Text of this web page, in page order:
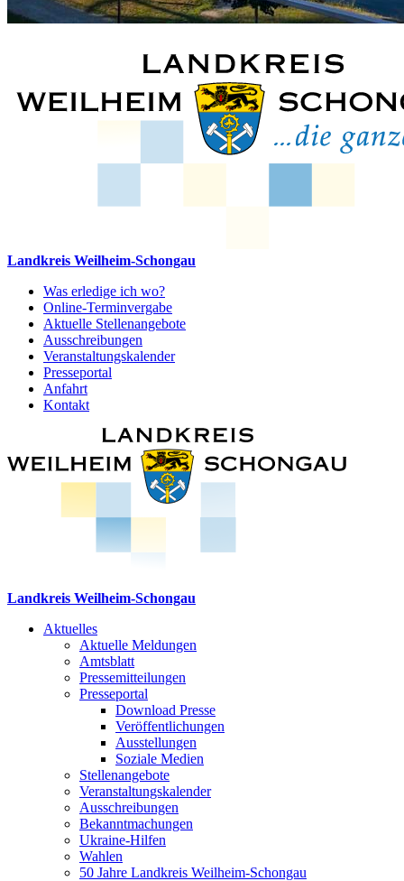
Landkreis Weilheim-Schongau
Was erledige ich wo?
Online-Terminvergabe
Aktuelle Stellenangebote
Ausschreibungen
Veranstaltungskalender
Presseportal
Anfahrt
Kontakt
Landkreis Weilheim-Schongau
Aktuelles
Aktuelle Meldungen
Amtsblatt
Pressemitteilungen
Presseportal
Download Presse
Veröffentlichungen
Ausstellungen
Soziale Medien
Stellenangebote
Veranstaltungskalender
Ausschreibungen
Bekanntmachungen
Ukraine-Hilfen
Wahlen
50 Jahre Landkreis Weilheim-Schongau